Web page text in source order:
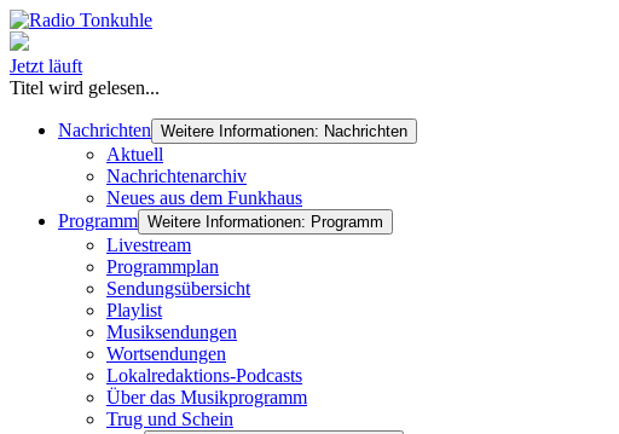
Jetzt läuft
Titel wird gelesen...
Nachrichten Weitere Informationen: Nachrichten
Aktuell
Nachrichtenarchiv
Neues aus dem Funkhaus
Programm Weitere Informationen: Programm
Livestream
Programmplan
Sendungsübersicht
Playlist
Musiksendungen
Wortsendungen
Lokalredaktions-Podcasts
Über das Musikprogramm
Trug und Schein